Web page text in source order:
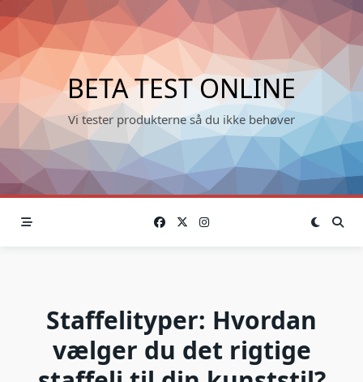
Skip
to
content
BETA TEST ONLINE
Vi tester produkterne så du ikke behøver
Staffelityper: Hvordan
vælger du det rigtige